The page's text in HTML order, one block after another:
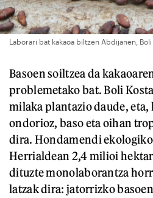
Laborari bat kakaoa biltzen Abdijanen, Boli
Basoen soiltzea da
problemetako bat. Boli
milaka plantazio daude, eta,
ondorioz, baso eta oihan
dira. Hondamendi
Herrialdean 2,4 milioi
dituzte monolaborantza
latzak dira: jatorrizko